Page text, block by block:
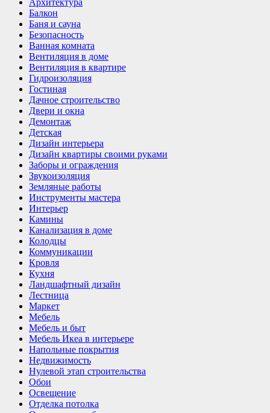
Архитектура
Балкон
Баня и сауна
Безопасность
Ванная комната
Вентиляция в доме
Вентиляция в квартире
Гидроизоляция
Гостиная
Дачное строительство
Двери и окна
Демонтаж
Детская
Дизайн интерьера
Дизайн квартиры своими руками
Заборы и ограждения
Звукоизоляция
Земляные работы
Инструменты мастера
Интерьер
Камины
Канализация в доме
Колодцы
Коммуникации
Кровля
Кухня
Ландшафтный дизайн
Лестница
Маркет
Мебель
Мебель и быт
Мебель Икеа в интерьере
Напольные покрытия
Недвижимость
Нулевой этап строительства
Обои
Освещение
Отделка потолка